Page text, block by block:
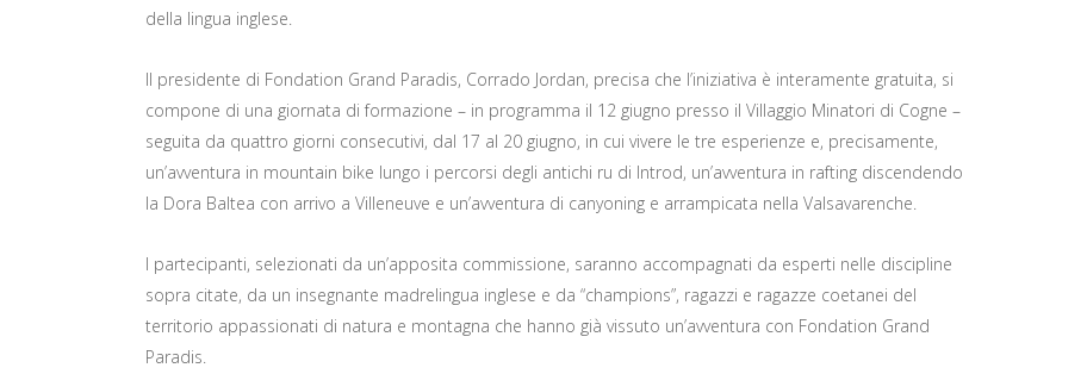
della lingua inglese.
Il presidente di Fondation Grand Paradis, Corrado Jordan, precisa che l’iniziativa è interamente gratuita, si
compone di una giornata di formazione – in programma il 12 giugno presso il Villaggio Minatori di Cogne –
seguita da quattro giorni consecutivi, dal 17 al 20 giugno, in cui vivere le tre esperienze e, precisamente,
un’avventura in mountain bike lungo i percorsi degli antichi ru di Introd, un’avventura in rafting discendendo
la Dora Baltea con arrivo a Villeneuve e un’avventura di canyoning e arrampicata nella Valsavarenche.
I partecipanti, selezionati da un’apposita commissione, saranno accompagnati da esperti nelle discipline
sopra citate, da un insegnante madrelingua inglese e da “champions”, ragazzi e ragazze coetanei del
territorio appassionati di natura e montagna che hanno già vissuto un’avventura con Fondation Grand
Paradis.